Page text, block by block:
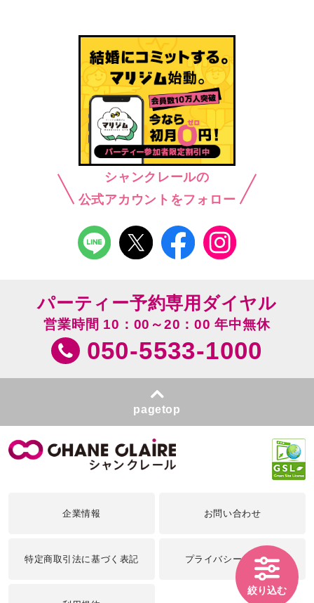
シャンクレールの
公式アカウントをフォロー
絞り込む
パーティー予約専用ダイヤル
営業時間 10：00～20：00 年中無休
050-5533-1000
pagetop
企業情報 お問い合わせ
特定商取引法に基づく表記 プライバシーポリシー